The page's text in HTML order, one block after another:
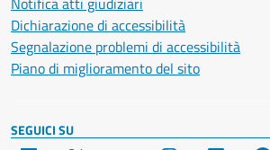
Dichiarazione di accessibilità
Segnalazione problemi di accessibilità
Piano di miglioramento del sito
SEGUICI SU